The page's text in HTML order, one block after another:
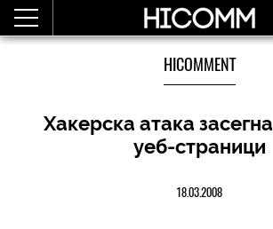
HICOMMENT
Хакерска атака
уеб-страници
18.03.2008